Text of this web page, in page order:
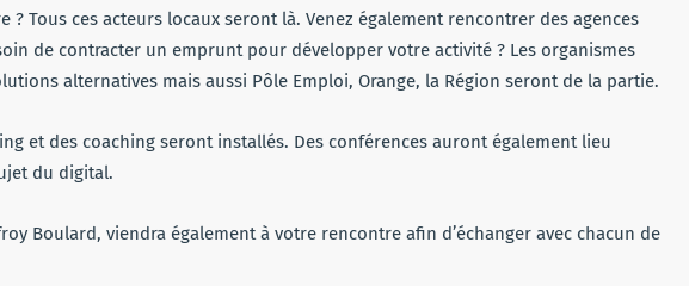
? Tous ces acteurs locaux seront là. Venez également rencontrer des agences
de contracter un emprunt pour développer votre activité ? Les organismes
alternatives mais aussi Pôle Emploi, Orange, la Région seront de la partie.
et des coaching seront installés. Des conférences auront également lieu
du digital.
Boulard, viendra également à votre rencontre afin d’échanger avec chacun de